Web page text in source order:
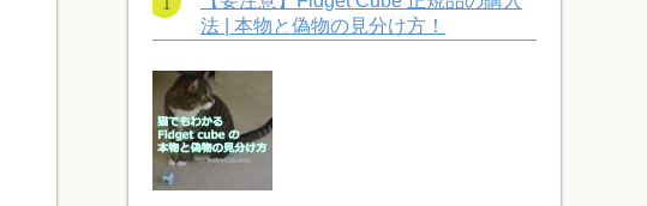
法 | 本物と偽物の見分け方！